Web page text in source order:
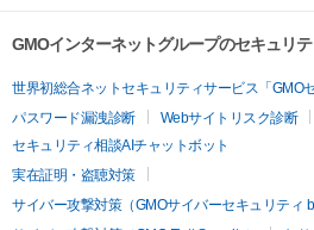
Kari -Flower.
kariflower81@gmail.com
GMOインターネットグループのセキュリ
世界初総合ネットセキュリティサービス「GMO
パスワード漏洩診断
Webサイトリスク診断
セキュリティ相談AIチャットボット
実在証明・盗聴対策
サイバー攻撃対策（GMOサイバーセキュリティ